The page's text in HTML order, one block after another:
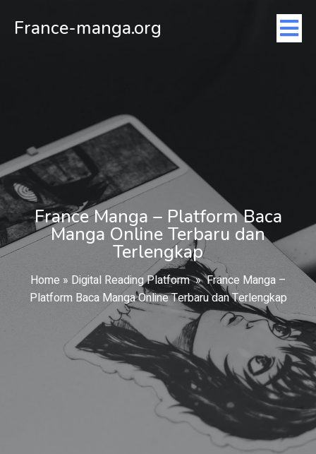
France-manga.org
France Manga – Platform Baca
Manga Online Terbaru dan
Terlengkap
Home » Digital Reading Platform»France Manga –
Platform Baca Manga Online Terbaru dan Terlengkap